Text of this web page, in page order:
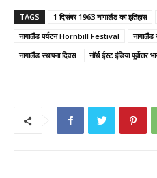
c
e
b
itt
er
ai
l
a
ts
A
p
TAGS 1 दिसंबर 1963 नागालैंड का इतिहास
नागालैंड पर्यटन Hornbill Festival
नागालैंड स्थापना दिवस
नॉर्थ ईस्ट इंडिया पूर्वोत्तर